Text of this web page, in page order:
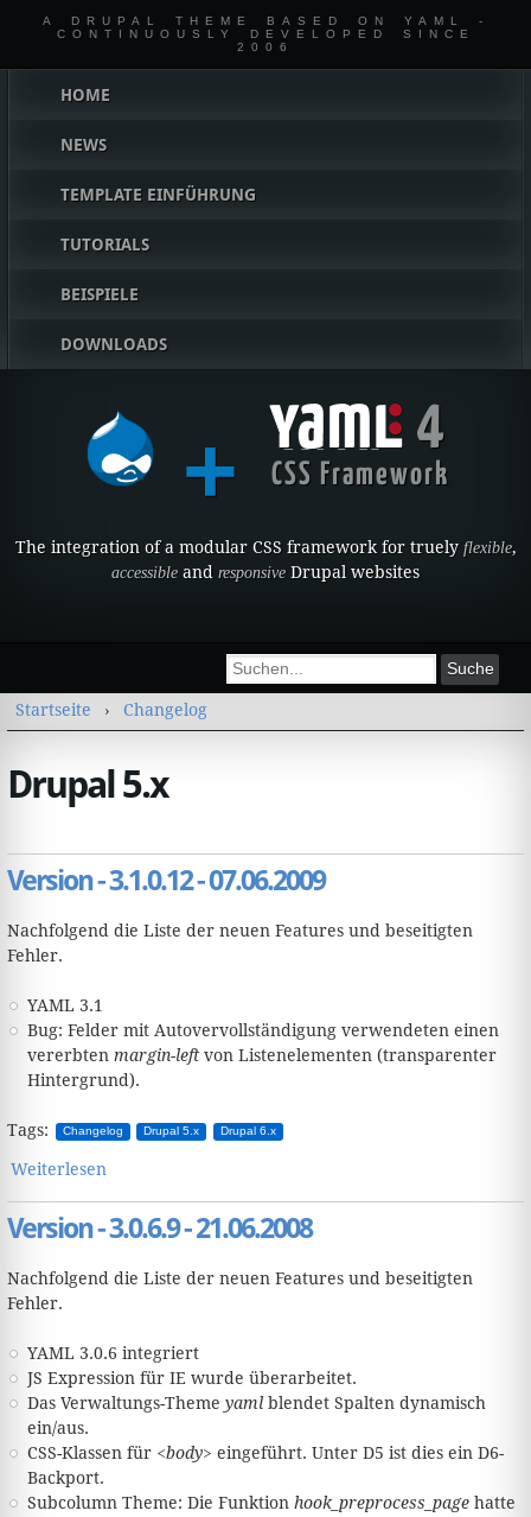
A DRUPAL THEME BASED ON YAML -
CONTINUOUSLY DEVELOPED SINCE
2006
Hauptmenü
HOME
NEWS
TEMPLATE EINFÜHRUNG
TUTORIALS
BEISPIELE
DOWNLOADS
+ YAML
4
CSS Framework
The integration of a modular CSS framework for truely flexible,
accessible and responsive Drupal websites
Suchformular
Suche
Sie sind hier
Startseite › Changelog
Drupal 5.x
Version - 3.1.0.12 - 07.06.2009
Nachfolgend die Liste der neuen Features und beseitigten
Fehler.
YAML 3.1
Bug: Felder mit Autovervollständigung verwendeten einen
vererbten margin-leftvon Listenelementen (transparenter
Hintergrund).
Tags: Changelog Drupal 5.x Drupal 6.x
Weiterlesen
Version - 3.0.6.9 - 21.06.2008
Nachfolgend die Liste der neuen Features und beseitigten
Fehler.
YAML 3.0.6 integriert
JS Expression für IE wurde überarbeitet.
Das Verwaltungs-Theme yamlblendet Spalten dynamisch
ein/aus.
CSS-Klassen für <body> eingeführt. Unter D5 ist dies ein D6-
Backport.
Subcolumn Theme: Die Funktion hook_preprocess_pagehatte